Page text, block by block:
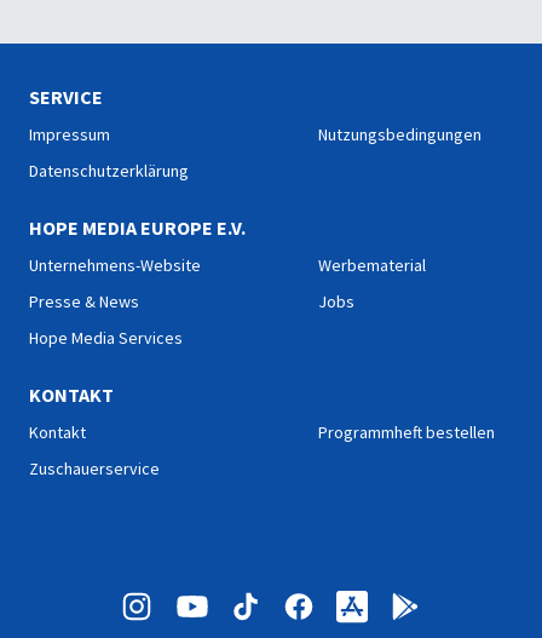
SERVICE
Impressum
Datenschutzerklärung
Nutzungsbedingungen
HOPE MEDIA EUROPE E.V.
Unternehmens-Website
Presse & News
Hope Media Services
Werbematerial
Jobs
KONTAKT
Kontakt
Zuschauerservice
Programmheft bestellen